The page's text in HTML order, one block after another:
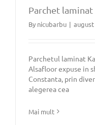
Parchet laminat
By nicubarbu | august
Parchetul laminat
Alsafloor expuse in
Constanta, prin
alegerea cea
Mai mult